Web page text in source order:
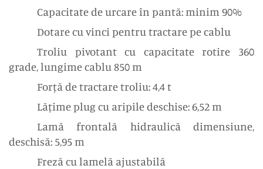
Capacitate de urcare în pantă: minim 90%
Dotare cu vinci pentru tractare pe cablu
Troliu pivotant cu capacitate rotire 360
grade, lungime cablu 850 m
Forță de tractare troliu: 4,4 t
Lățime plug cu aripile deschise: 6,52 m
Lamă frontală hidraulică dimensiune,
deschisă: 5,95 m
Freză cu lamelă ajustabilă